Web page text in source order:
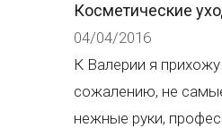
Косметические
04/04/2016
К Валерии я
сожалению, не
нежные руки,